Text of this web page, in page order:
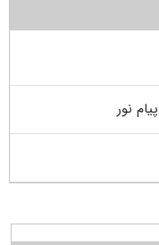
نور